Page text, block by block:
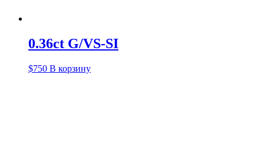
0.36ct G/VS-SI
$750 В корзину